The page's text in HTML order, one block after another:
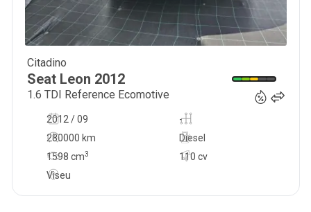
Citadino
Seat Leon 2012
1.6 TDI Reference Ecomotive
2012 / 09
-
280000 km
110 cv
Diesel
1598 cm3
Viseu